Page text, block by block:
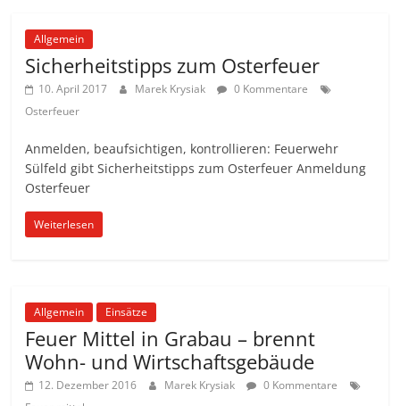
Allgemein
Sicherheitstipps zum Osterfeuer
10. April 2017 Marek Krysiak
0 Kommentare
Osterfeuer
Anmelden, beaufsichtigen, kontrollieren: Feuerwehr
Sülfeld gibt Sicherheitstipps zum Osterfeuer Anmeldung
Osterfeuer
Weiterlesen
Allgemein Einsätze
Feuer Mittel in Grabau – brennt
Wohn- und Wirtschaftsgebäude
12. Dezember 2016 Marek Krysiak
0 Kommentare